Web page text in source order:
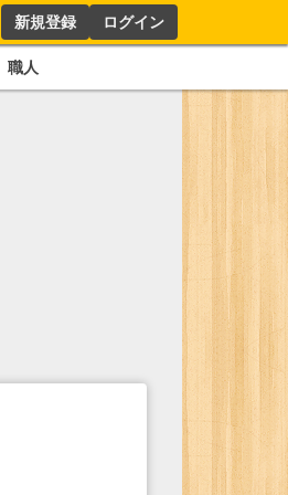
新規登録 ログイン
職人